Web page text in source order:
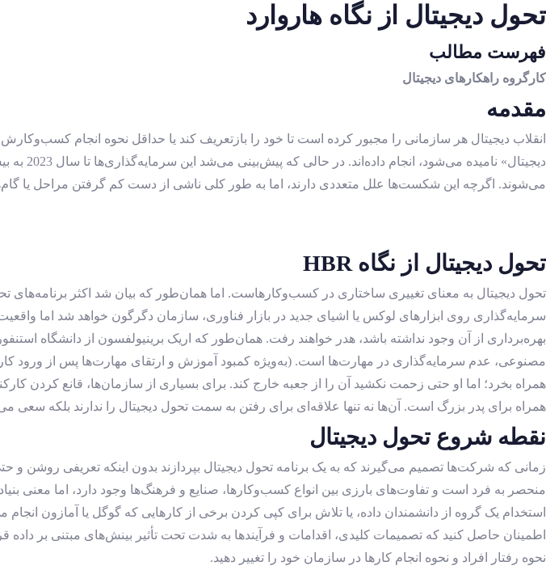
تحول دیجیتال از نگاه هاروارد
فهرست مطالب
کارگروه راهکارهای دیجیتال
مقدمه
انقلاب دیجیتال هر سازمانی را مجبور کرده است تا خود را بازتعریف کند یا حداقل نحوه انجام
می‌شوند. اگرچه این شکست‌ها علل متعددی دارند، اما به طور کلی ناشی از دست کم گرفتن مراحل یا
تحول دیجیتال از نگاه HBR
تحول دیجیتال به معنای تغییری ساختاری در کسب‌وکارهاست. اما همان‌طور که بیان شد اکثر برنامه‌های
سرمایه‌گذاری روی ابزارهای لوکس یا اشیای جدید در بازار فناوری، سازمان دگرگون خواهد شد اما
بهره‌برداری از آن وجود نداشته باشد، هدر خواهند رفت. همان‌طور که اریک برینیولفسون از دانشگاه
مصنوعی، عدم سرمایه‌گذاری در مهارت‌ها است. (به‌ویژه کمبود آموزش و ارتقای مهارت‌ها پس از ورود
همراه بخرد؛ اما او حتی زحمت نکشید آن را از جعبه خارج کند. برای بسیاری از سازمان‌ها، قانع کردن
همراه برای پدر بزرگ است. آن‌ها نه تنها علاقه‌ای برای رفتن به سمت تحول دیجیتال را ندارند بلکه سعی
نقطه شروع تحول دیجیتال
زمانی که شرکت‌ها تصمیم می‌گیرند که به یک برنامه تحول دیجیتال بپردازند بدون اینکه تعریفی روشن
منحصر به فرد است و تفاوت‌های بارزی بین انواع کسب‌وکارها، صنایع و فرهنگ‌ها وجود دارد، اما معنی
استخدام یک گروه از دانشمندان داده، یا تلاش برای کپی کردن برخی از کارهایی که گوگل یا آمازون
اطمینان حاصل کنید که تصمیمات کلیدی، اقدامات و فرآیندها به شدت تحت تأثیر بینش‌های مبتنی بر داده
نحوه رفتار افراد و نحوه انجام کارها در سازمان خود را تغییر دهید.